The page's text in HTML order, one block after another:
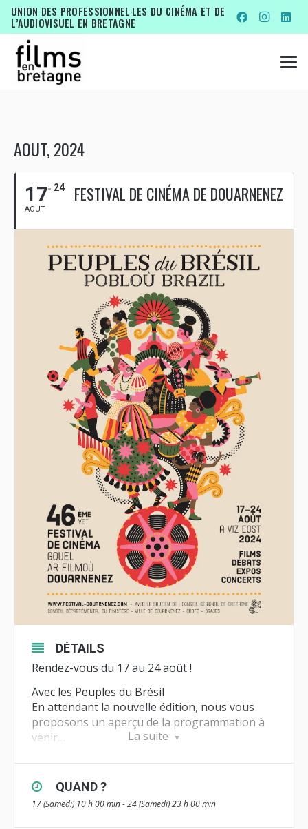
UNION DES PROFESSIONNEL·LES DU CINÉMA ET DE
L’AUDIOVISUEL EN BRETAGNE
AOUT, 2024
17
AOUT
24 FESTIVAL DE CINÉMA DE DOUARNENEZ
La suite
DÉTAILS
Rendez-vous du 17 au 24 août !
Avec les Peuples du Brésil
En attendant la nouvelle édition, nous vous
proposons un aperçu de la programmation à
venir…
du Brésil et évoquera avec les invité·e·s,
cinéastes, paysan·ne·s, activistes… les luttes
menées là-bas et établira des correspondances
d’une rive à l’autre de l’Atlantique
QUAND ?
17 (Samedi) 10 h 00 min - 24 (Samedi) 23 h 00 min